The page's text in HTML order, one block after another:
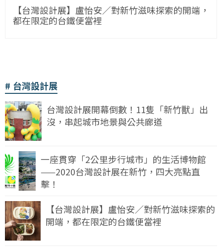
【台灣設計展】盧怡安／對新竹滋味探索的開端，
都在限定的台鐵便當裡
台灣設計展
台灣設計展開幕倒數！11隻「新竹獸」出
沒，串起城市地景與公共廊道
一座貫穿「2公里步行城市」的生活博物館
——2020台灣設計展在新竹，四大亮點直
擊！
【台灣設計展】盧怡安／對新竹滋味探索的
開端，都在限定的台鐵便當裡